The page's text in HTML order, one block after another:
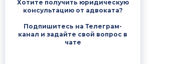
Хотите получить юридическую
консультацию от адвоката?
Подпишитесь на Телеграм-
канал и задайте свой вопрос в
чате